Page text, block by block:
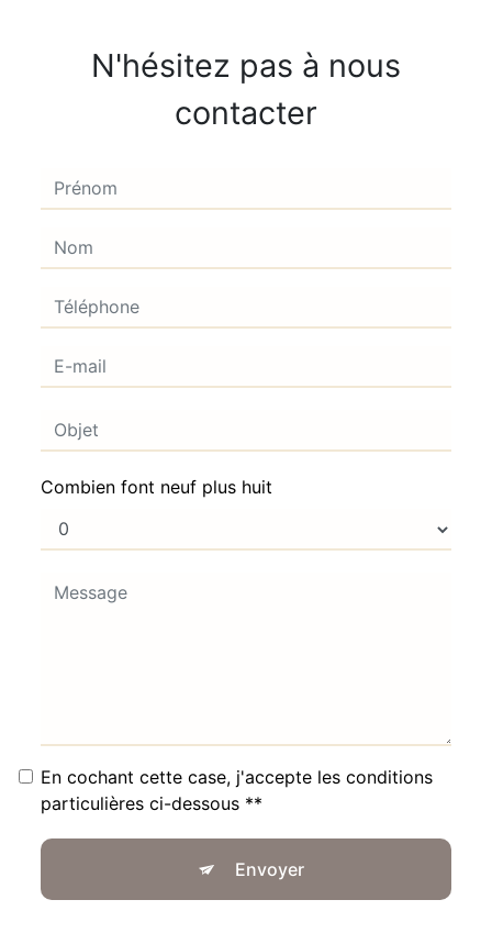
N'hésitez pas à nous
contacter
Combien font neuf plus huit
En cochant cette case, j'accepte les conditions
particulières ci-dessous **
Envoyer